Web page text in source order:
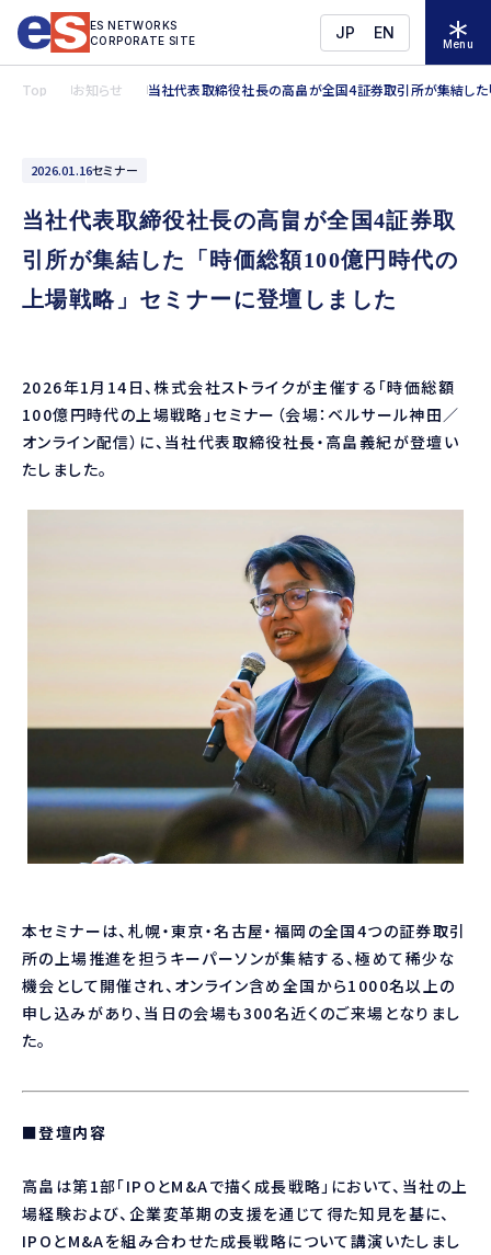
ES NETWORKS
CORPORATE SITE
JP EN
Menu
Top お知らせ 当社代表取締役社長の高畠が全国4証券取引所が集結した
2026.01.16セミナー
当社代表取締役社長の高畠が全国4証券取
引所が集結した「時価総額100億円時代の
上場戦略」セミナーに登壇しました
2026年1月14日、株式会社ストライクが主催する「時価総額
100億円時代の上場戦略」セミナー（会場：ベルサール神田／
オンライン配信）に、当社代表取締役社長・高畠義紀が登壇い
たしました。
本セミナーは、札幌・東京・名古屋・福岡の全国4つの証券取引
所の上場推進を担うキーパーソンが集結する、極めて稀少な
機会として開催され、オンライン含め全国から1000名以上の
申し込みがあり、当日の会場も300名近くのご来場となりまし
た。
■登壇内容
高畠は第1部「IPOとM&Aで描く成長戦略」において、当社の上
場経験および、企業変革期の支援を通じて得た知見を基に、
IPOとM&Aを組み合わせた成長戦略について講演いたしまし